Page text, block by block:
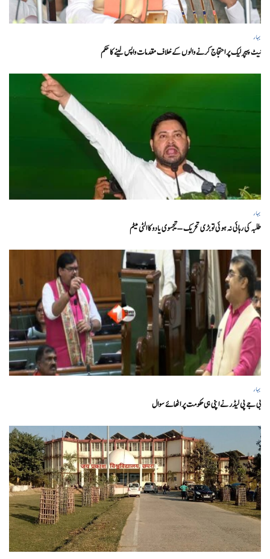
بہار
نیٹ پیپر لیک پر احتجاج کرنے والوں کے خلاف مقدمات واپس لینے کا حکم
بہار
طلبہ کی رہائی نہ ہوئی تو بڑی تحریک – تیجسوی یادو کا الٹی میٹم
بہار
بی جے پی لیڈر نے اپنی ہی حکومت پر اٹھائے سوال